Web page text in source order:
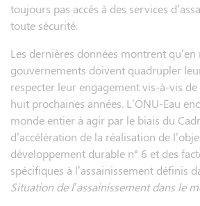
toujours pas accès à des services
toute sécurité.
Les dernières données montrent qu’en
gouvernements doivent quadrupler
respecter leur engagement vis-à-vis de
huit prochaines années. L’ONU-Eau
monde entier à agir par le biais du
d’accélération de la réalisation de
développement durable n° 6 et des
spécifiques à l’assainissement définis
Situation de l’assainissement dans le